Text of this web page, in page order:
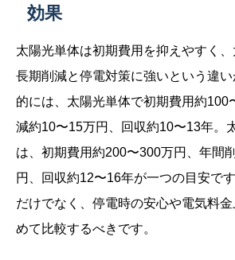
効果
太陽光単体は初期費用を抑えやすく
長期削減と停電対策に強いという違
的には、太陽光単体で初期費用約100
減約10〜15万円、回収約10〜13年。
は、初期費用約200〜300万円、年間
円、回収約12〜16年が一つの目安で
だけでなく、停電時の安心や電気料
めて比較するべきです。